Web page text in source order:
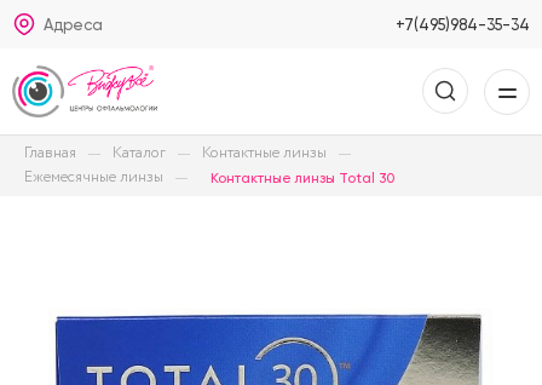
Адреса +7(495)984-35-34
Главная Каталог
Контактные линзы
Ежемесячные линзы
Контактные линзы Total 30